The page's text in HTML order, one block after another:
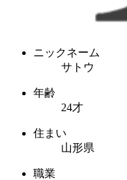
ニックネーム
サトウ
年齢
24才
住まい
山形県
職業